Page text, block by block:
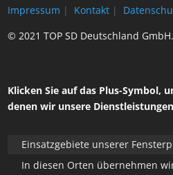
Impressum | Kontakt |
© 2021 TOP SD Deutschland
Klicken Sie auf das Plus-Symbol,
denen wir unsere
Einsatzgebiete unserer
In diesen Orten übernehmen